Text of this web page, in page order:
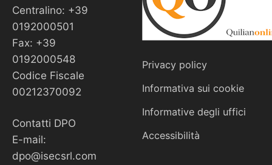
Centralino: +39
0192000501
Fax: +39
0192000548
Codice Fiscale
00212370092
Contatti DPO
E-mail:
dpo@isecsrl.com
Privacy policy
Informativa sui cookie
Informative degli uffici
Accessibilità